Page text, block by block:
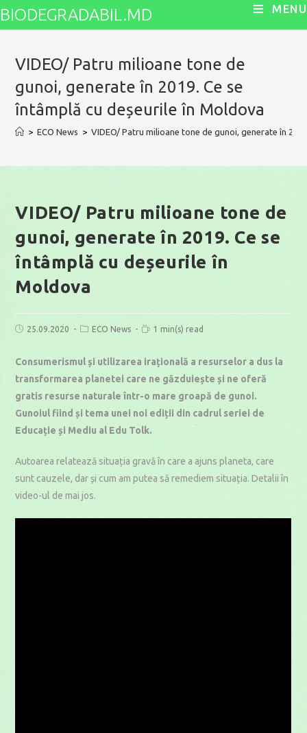
Skip
BIODEGRADABIL.MD MENU
VIDEO/ Patru milioane tone de
gunoi, generate în 2019. Ce se
întâmplă cu deșeurile în Moldova
> ECO News > VIDEO/ Patru milioane tone de gunoi, generate în
VIDEO/ Patru milioane tone de
gunoi, generate în 2019. Ce se
întâmplă cu deșeurile în
Moldova
Post25.09.2020
PostECO News
Reading
1 min(s) read
Consumerismul și utilizarea irațională a resurselor a dus la
transformarea planetei care ne găzduiește și ne oferă
gratis resurse naturale într-o mare groapă de gunoi.
Gunoiul fiind și tema unei noi ediții din cadrul seriei de
Educație și Mediu al Edu Tolk.
Autoarea relatează situația gravă în care a ajuns planeta, care
sunt cauzele, dar și cum am putea să remediem situația. Detalii în
video-ul de mai jos.